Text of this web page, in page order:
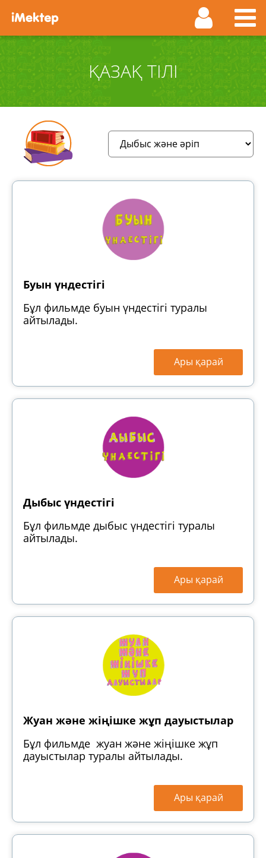
ҚАЗАҚ ТІЛІ
Буын үндестігі
Бұл фильмде буын үндестігі туралы
айтылады.
Ары қарай
Дыбыс үндестігі
Бұл фильмде дыбыс үндестігі туралы
айтылады.
Ары қарай
Жуан және жіңішке жұп дауыстылар
Бұл фильмде жуан және жіңішке жұп
дауыстылар туралы айтылады.
Ары қарай